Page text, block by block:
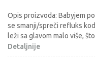
Opis proizvoda: Babyjem
se smanji/spreči refluks
leži sa glavom malo više, što
Detaljnije